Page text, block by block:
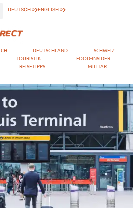
DEUTSCH » ENGLISH »
DEUTSCHLAND
SCHWEIZ
TOURISTIK
FOOD-INSIDER
REISETIPPS MILITÄR